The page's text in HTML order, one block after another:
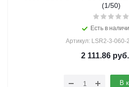
(1/50)
Есть в
Артикул: LSR2-3-060-
2 111.86 руб.
В